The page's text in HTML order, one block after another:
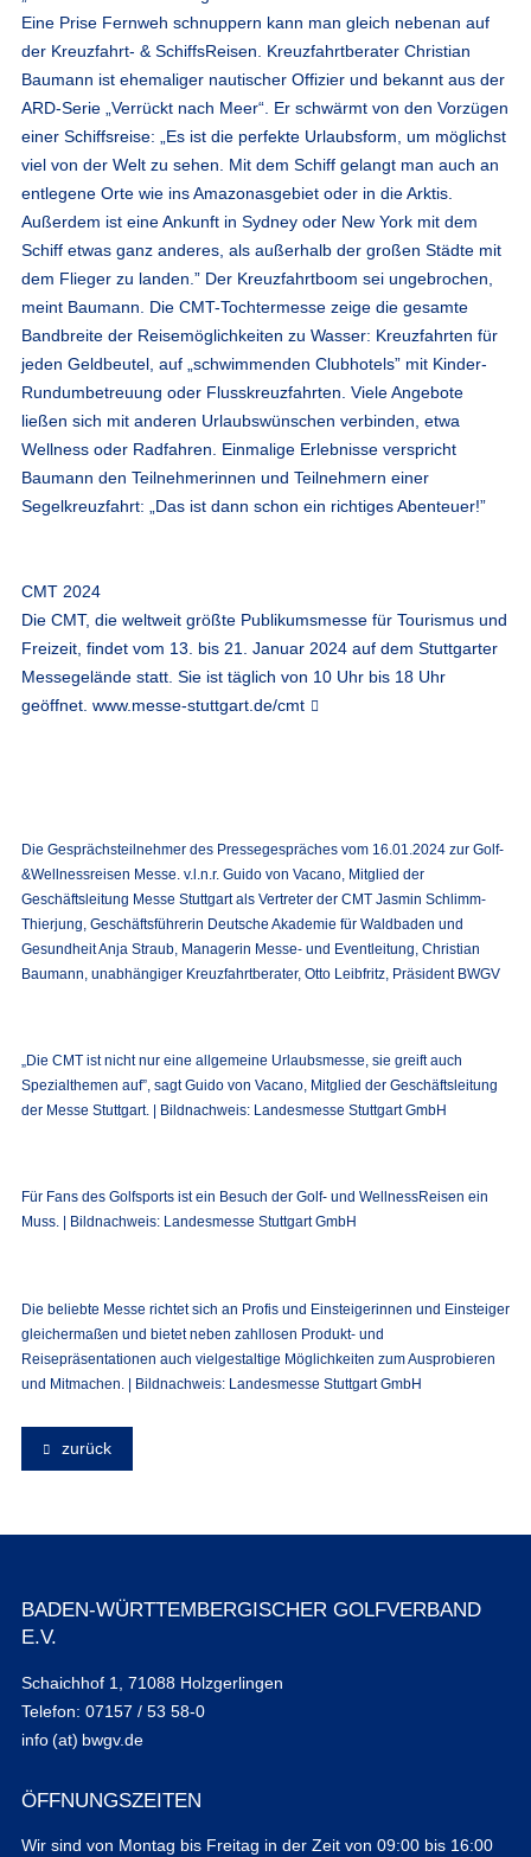
Eine Prise Fernweh schnuppern kann man gleich nebenan auf
der Kreuzfahrt- & SchiffsReisen. Kreuzfahrtberater Christian
Baumann ist ehemaliger nautischer Offizier und bekannt aus der
ARD-Serie „Verrückt nach Meer“. Er schwärmt von den Vorzügen
einer Schiffsreise: „Es ist die perfekte Urlaubsform, um möglichst
viel von der Welt zu sehen. Mit dem Schiff gelangt man auch an
entlegene Orte wie ins Amazonasgebiet oder in die Arktis.
Außerdem ist eine Ankunft in Sydney oder New York mit dem
Schiff etwas ganz anderes, als außerhalb der großen Städte mit
dem Flieger zu landen.” Der Kreuzfahrtboom sei ungebrochen,
meint Baumann. Die CMT-Tochtermesse zeige die gesamte
Bandbreite der Reisemöglichkeiten zu Wasser: Kreuzfahrten für
jeden Geldbeutel, auf „schwimmenden Clubhotels” mit Kinder-
Rundumbetreuung oder Flusskreuzfahrten. Viele Angebote
ließen sich mit anderen Urlaubswünschen verbinden, etwa
Wellness oder Radfahren. Einmalige Erlebnisse verspricht
Baumann den Teilnehmerinnen und Teilnehmern einer
Segelkreuzfahrt: „Das ist dann schon ein richtiges Abenteuer!”
CMT 2024
Die CMT, die weltweit größte Publikumsmesse für Tourismus und
Freizeit, findet vom 13. bis 21. Januar 2024 auf dem Stuttgarter
Messegelände statt. Sie ist täglich von 10 Uhr bis 18 Uhr
geöffnet. www.messe-stuttgart.de/cmt
Die Gesprächsteilnehmer des Pressegespräches vom 16.01.2024 zur Golf-
&Wellnessreisen Messe. v.l.n.r. Guido von Vacano, Mitglied der
Geschäftsleitung Messe Stuttgart als Vertreter der CMT Jasmin Schlimm-
Thierjung, Geschäftsführerin Deutsche Akademie für Waldbaden und
Gesundheit Anja Straub, Managerin Messe- und Eventleitung, Christian
Baumann, unabhängiger Kreuzfahrtberater, Otto Leibfritz, Präsident BWGV
„Die CMT ist nicht nur eine allgemeine Urlaubsmesse, sie greift auch
Spezialthemen auf”, sagt Guido von Vacano, Mitglied der Geschäftsleitung
der Messe Stuttgart. | Bildnachweis: Landesmesse Stuttgart GmbH
Für Fans des Golfsports ist ein Besuch der Golf- und WellnessReisen ein
Muss. | Bildnachweis: Landesmesse Stuttgart GmbH
Die beliebte Messe richtet sich an Profis und Einsteigerinnen und Einsteiger
gleichermaßen und bietet neben zahllosen Produkt- und
Reisepräsentationen auch vielgestaltige Möglichkeiten zum Ausprobieren
und Mitmachen. | Bildnachweis: Landesmesse Stuttgart GmbH
zurück
BADEN-WÜRTTEMBERGISCHER GOLFVERBAND
E.V.
Schaichhof 1, 71088 Holzgerlingen
Telefon: 07157 / 53 58-0
info (at) bwgv.de
ÖFFNUNGSZEITEN
Wir sind von Montag bis Freitag in der Zeit von 09:00 bis 16:00